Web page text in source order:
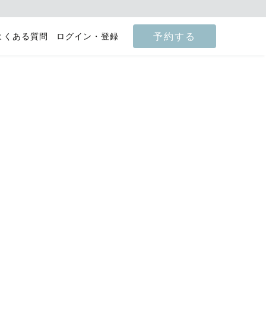
くある質問 ログイン・登録 予約する